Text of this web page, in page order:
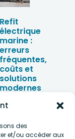
des
et/ou accéder aux
Refit
électrique
marine :
erreurs
fréquentes,
coûts et
solutions
modernes